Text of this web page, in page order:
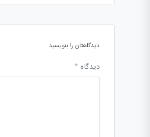
دیدگاهتان را بنویسید
دیدگاه *